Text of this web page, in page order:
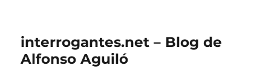
interrogantes.net – Blog de
Alfonso Aguiló